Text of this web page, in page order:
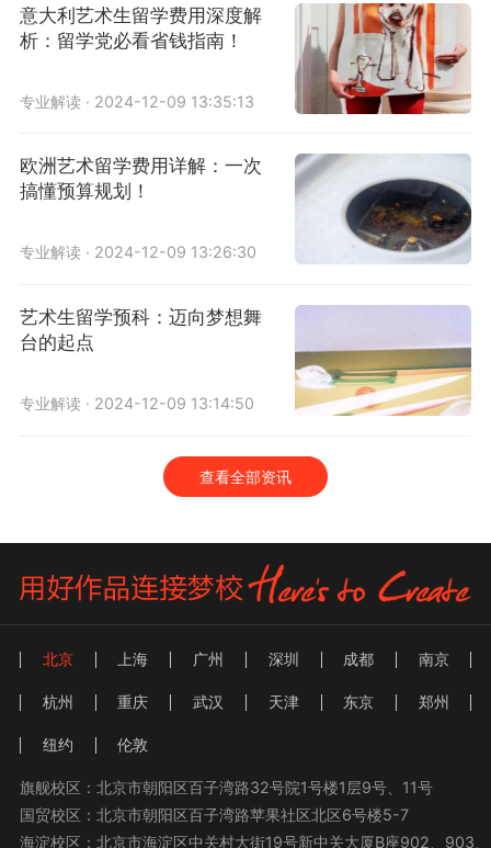
意大利艺术生留学费用深度解
析：留学党必看省钱指南！
专业解读 · 2024-12-09 13:35:13
欧洲艺术留学费用详解：一次
搞懂预算规划！
专业解读 · 2024-12-09 13:26:30
艺术生留学预科：迈向梦想舞
台的起点
专业解读 · 2024-12-09 13:14:50
查看全部资讯
北京 上海 广州 深圳 成都 南京
杭州 重庆 武汉 天津 东京 郑州
纽约 伦敦
旗舰校区：北京市朝阳区百子湾路32号院1号楼1层9号、11号
国贸校区：北京市朝阳区百子湾路苹果社区北区6号楼5-7
海淀校区：北京市海淀区中关村大街19号新中关大厦B座902、903、